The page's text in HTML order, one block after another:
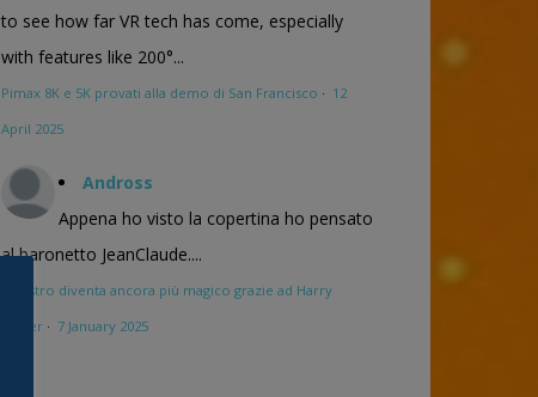
to see how far VR tech has come, especially
with features like 200°...
Pimax 8K e 5K provati alla demo di San Francisco · 12
April 2025
Andross
Appena ho visto la copertina ho pensato
al baronetto JeanClaude....
Maestro diventa ancora più magico grazie ad Harry
Potter · 7 January 2025